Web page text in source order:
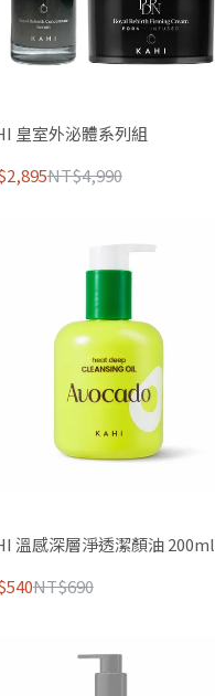
皇室外泌體系列組
NT$4,990
溫感深層淨透潔顏油 200ml
NT$690